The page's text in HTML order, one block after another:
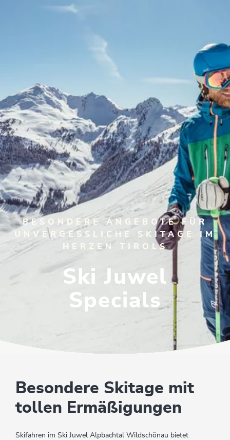
BESONDERE ANGEBOTE FÜR
UNVERGESSLICHE SKITAGE IM
HERZEN TIROLS
Ski Juwel
Specials
Besondere Skitage mit
tollen Ermäßigungen
Skifahren im Ski Juwel Alpbachtal Wildschönau bietet